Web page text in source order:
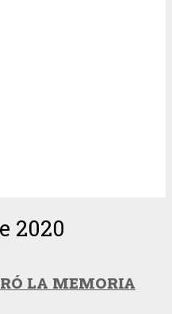
2020
LA MEMORIA